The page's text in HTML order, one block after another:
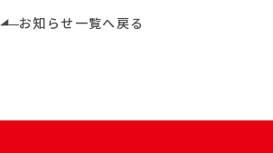
お知らせ一覧へ戻る